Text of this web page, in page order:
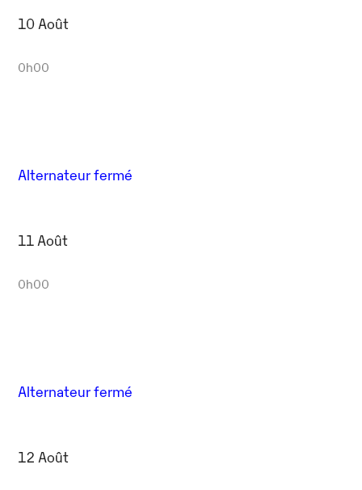
10 Août
0h00
Alternateur fermé
11 Août
0h00
Alternateur fermé
12 Août